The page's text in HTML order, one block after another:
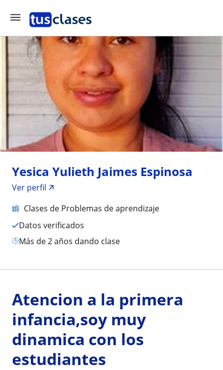
Yesica Yulieth Jaimes Espinosa
Ver perfil
Clases de Problemas de aprendizaje
Datos verificados
más de 2 años dando clase
Atencion a la primera
infancia,soy muy
dinamica con los
estudiantes